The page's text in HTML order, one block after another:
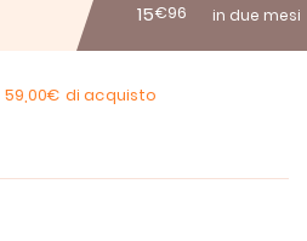
15€96 in due mesi
59,00€ di acquisto